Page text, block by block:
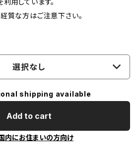
用しています。
質な方はご注意下さい。
選択なし
shipping available
Add to cart
内にお住まいの方向け